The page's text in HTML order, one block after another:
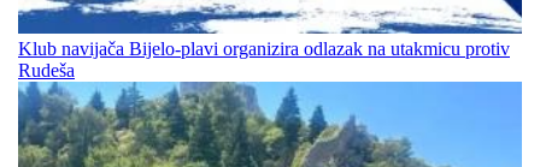
Klub navijača Bijelo-plavi organizira odlazak na utakmicu protiv
Rudeša